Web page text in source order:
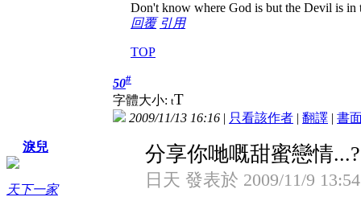
Don't know where God is but the Devil is in
回覆 引用
TOP
淚兒
天下一家
50#
字體大小: tT
2009/11/13 16:16 | 只看該作者 | 翻譯 | 書
分享你哋嘅甜蜜戀情...?
日天 發表於 2009/11/9 13:54